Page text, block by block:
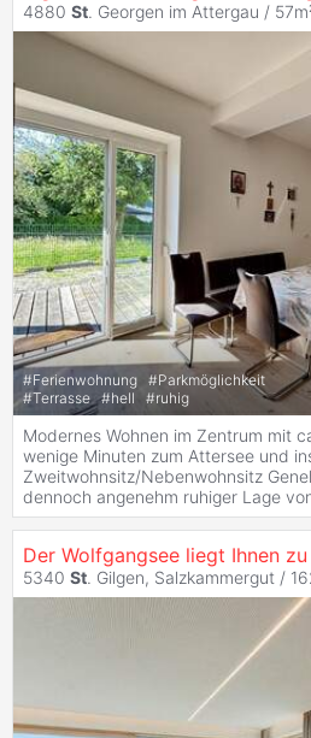
4880 St. Georgen im Attergau /
#Ferienwohnung #Parkmöglichkeit
#Terrasse #hell #ruhig
Modernes Wohnen im Zentrum mit
wenige Minuten zum Attersee und
Zweitwohnsitz/Nebenwohnsitz
dennoch angenehm ruhiger Lage
5340 St. Gilgen, Salzkammergut /